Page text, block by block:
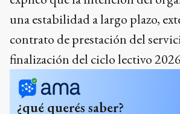
contrato de prestación del
finalización del ciclo lectivo
¿qué querés saber?
¿Cuándo se abren los sobres de la
transporte rural?